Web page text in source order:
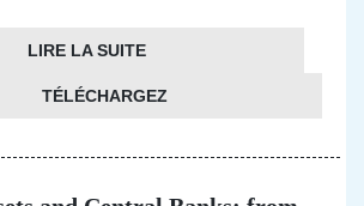
LIRE LA SUITE
TÉLÉCHARGEZ